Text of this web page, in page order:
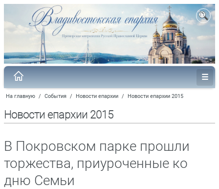
На главную / События / Новости епархии / Новости епархии 2015
Новости епархии 2015
В Покровском парке прошли
торжества, приуроченные ко
дню Семьи